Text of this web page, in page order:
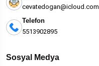
cevatedogan@icloud.com
Telefon
5513902895
Sosyal Medya